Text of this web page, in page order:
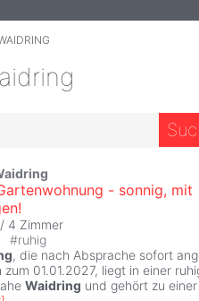
- sonnig, mit
4 Zimmer
#ruhig
, die nach Absprache sofort
01.01.2027, liegt in einer
Waidring und gehört zu